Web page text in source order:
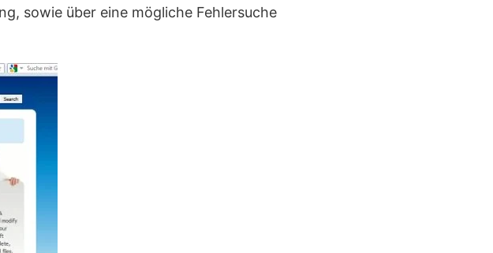
sowie über eine mögliche Fehlersuche